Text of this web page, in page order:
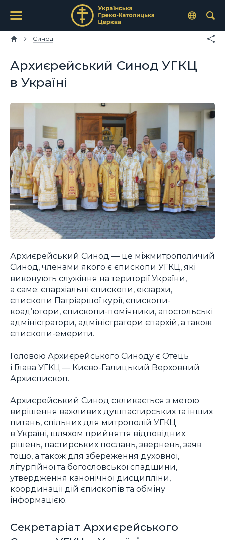
Синод
Архиєрейський Синод УГКЦ
в Україні
Архиєрейський Синод — це міжмитрополичий
Синод, членами якого є єпископи УГКЦ, які
виконують служіння на території України,
а саме: єпархіальні єпископи, екзархи,
єпископи Патріаршої курії, єпископи-
коад’ютори, єпископи-помічники, апостольські
адміністратори, адміністратори єпархій, а також
єпископи-емерити.
Головою Архиєрейського Синоду є Отець
і Глава УГКЦ — Києво-Галицький Верховний
Архиєпископ.
Архиєрейський Синод скликається з метою
вирішення важливих душпастирських та інших
питань, спільних для митрополій УГКЦ
в Україні, шляхом прийняття відповідних
рішень, пастирських послань, звернень, заяв
тощо, а також для збереження духовної,
літургійної та богословської спадщини,
утвердження канонічної дисципліни,
координації дій єпископів та обміну
інформацією.
Секретаріат Архиєрейського